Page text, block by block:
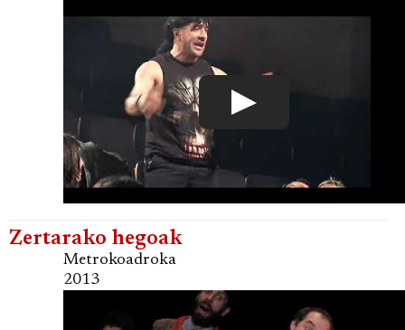
Zertarako hegoak
Metrokoadroka
2013